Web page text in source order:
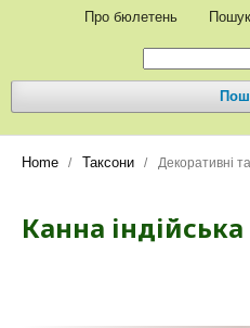
Про бюлетень Пошук
Home / Таксони / Декоративні та
Канна індійська